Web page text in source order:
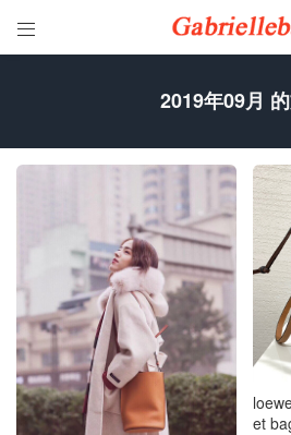

2019年09月
et